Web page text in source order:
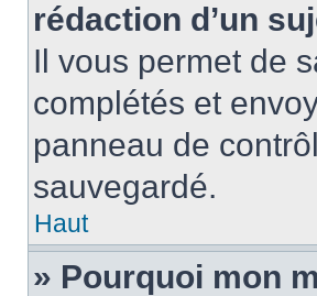
rédaction d’un
Il vous permet de
complétés et
panneau de
sauvegardé.
Haut
» Pourquoi mon